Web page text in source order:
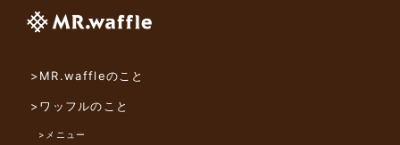
>MR.waffleのこと
>ワッフルのこと
>メニュー